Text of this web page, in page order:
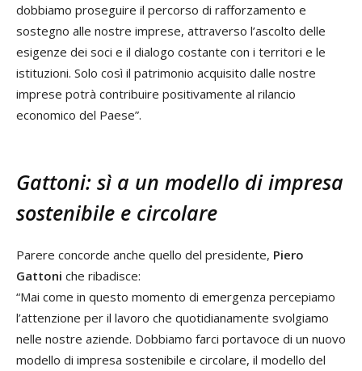
dobbiamo proseguire il percorso di rafforzamento e
sostegno alle nostre imprese, attraverso l’ascolto delle
esigenze dei soci e il dialogo costante con i territori e le
istituzioni. Solo così il patrimonio acquisito dalle nostre
imprese potrà contribuire positivamente al rilancio
economico del Paese”.
Gattoni: sì a un modello di impresa
sostenibile e circolare
Parere concorde anche quello del presidente, Piero
Gattoni che ribadisce:
“Mai come in questo momento di emergenza percepiamo
l’attenzione per il lavoro che quotidianamente svolgiamo
nelle nostre aziende. Dobbiamo farci portavoce di un nuovo
modello di impresa sostenibile e circolare, il modello del